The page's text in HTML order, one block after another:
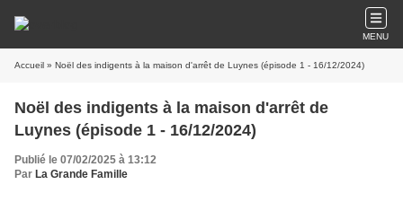
MENU
Accueil » Noël des indigents à la maison d'arrêt de Luynes (épisode 1 - 16/12/2024)
Noël des indigents à la maison d'arrêt de
Luynes (épisode 1 - 16/12/2024)
Publié le 07/02/2025 à 13:12
Par La Grande Famille